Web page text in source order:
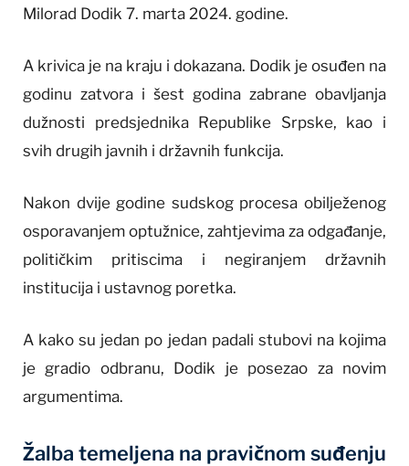
Milorad Dodik 7. marta 2024. godine.
A krivica je na kraju i dokazana. Dodik je osuđen na
godinu zatvora i šest godina zabrane obavljanja
dužnosti predsjednika Republike Srpske, kao i
svih drugih javnih i državnih funkcija.
Nakon dvije godine sudskog procesa obilježenog
osporavanjem optužnice, zahtjevima za odgađanje,
političkim pritiscima i negiranjem državnih
institucija i ustavnog poretka.
A kako su jedan po jedan padali stubovi na kojima
je gradio odbranu, Dodik je posezao za novim
argumentima.
Žalba temeljena na pravičnom suđenju